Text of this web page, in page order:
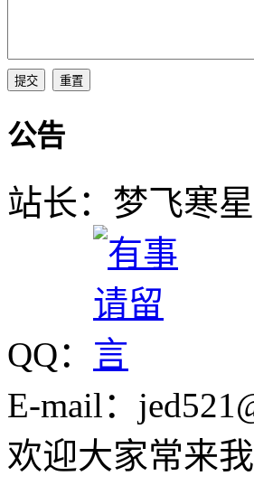
公告
站长：梦飞寒星
QQ：
E-mail：
欢迎大家常来